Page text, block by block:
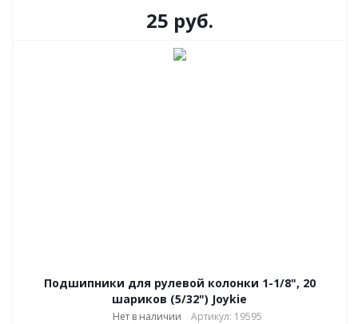
25 руб.
Подшипники для рулевой колонки 1-1/8", 20
шариков (5/32") Joykie
Нет в наличии Артикул: 19595